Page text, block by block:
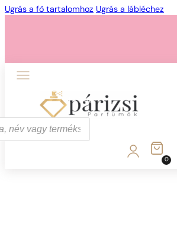
Ugrás a fő tartalomhoz Ugrás a lábléchez
1 - 3 db
0